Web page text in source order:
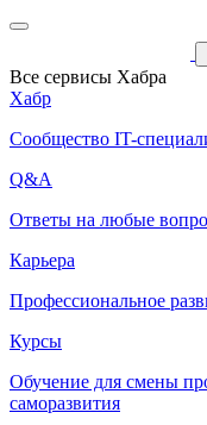
Все сервисы Хабра
Хабр
Сообщество IT-
Q&A
Ответы на любые
Карьера
Профессиональное
Курсы
Обучение для смены
саморазвития